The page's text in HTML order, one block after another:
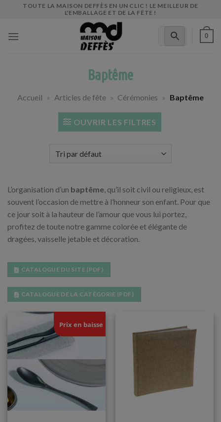
TOUTE LA MAISON DEFFÈS EN UN CLIC ! LE MEILLEUR DE
L'EMBALLAGE ET DE LA FÊTE !
0
Baptême
Accueil » Articles de fête » Cérémonies » Baptême
OUVRIR LES FILTRES
L’organisation d’un baptême, qu’il soit civil ou religieux, est
souvent l’occasion de mettre à l’honneur son enfant. Pour que
ce jour soit à la hauteur de l’amour que vous lui portez,
profitez de toute notre gamme colorée et élégante de
dragées, vaisselle jetable et décoration.
CATALOGUE DU SITE (PDF)
CATALOGUE DE LA CATÉGORIE (PDF)
Prix en baisse